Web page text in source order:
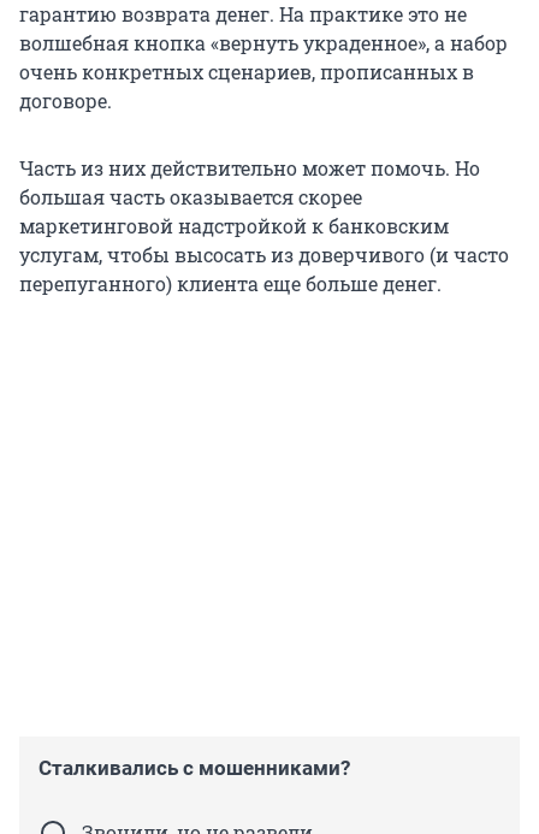
гарантию возврата денег. На практике это не
волшебная кнопка «вернуть украденное», а набор
очень конкретных сценариев, прописанных в
договоре.
Часть из них действительно может помочь. Но
большая часть оказывается скорее
маркетинговой надстройкой к банковским
услугам, чтобы высосать из доверчивого (и часто
перепуганного) клиента еще больше денег.
Сталкивались с мошенниками?